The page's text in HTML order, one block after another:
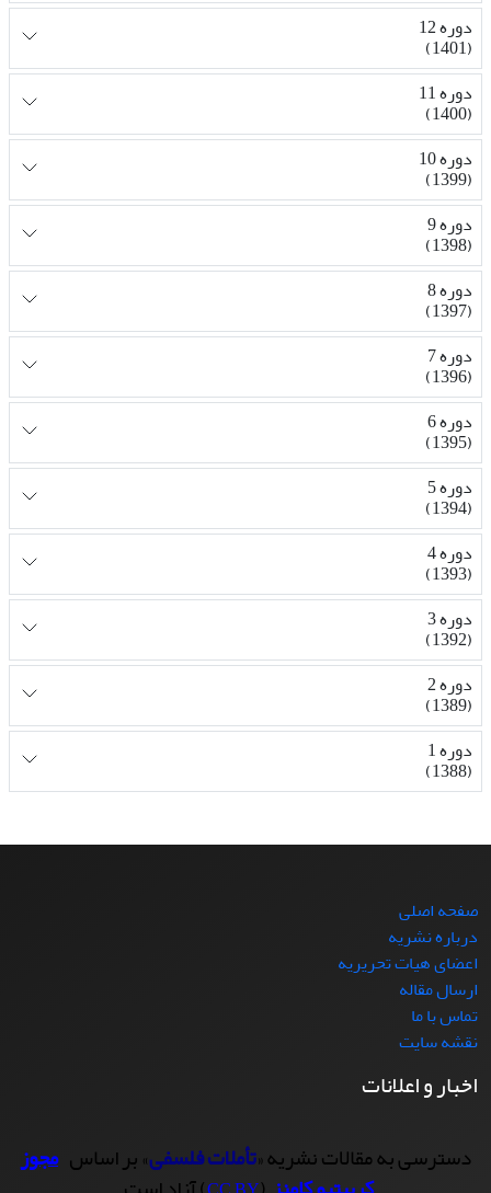
دوره 12
(1401)
دوره 11
(1400)
دوره 10
(1399)
دوره 9
(1398)
دوره 8
(1397)
دوره 7
(1396)
دوره 6
(1395)
دوره 5
(1394)
دوره 4
(1393)
دوره 3
(1392)
دوره 2
(1389)
دوره 1
(1388)
صفحه اصلی
درباره نشریه
اعضای هیات تحریریه
ارسال مقاله
تماس با ما
نقشه سایت
اخبار و اعلانات
دسترسی به مقالات نشریه «تأملات فلسفی» بر اساس مجوز